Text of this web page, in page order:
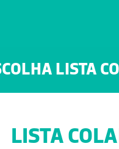
LISTA
LISTA